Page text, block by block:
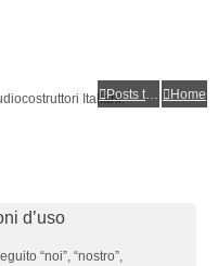
Posts toplist
Home
d’uso
“noi”, “nostro”,